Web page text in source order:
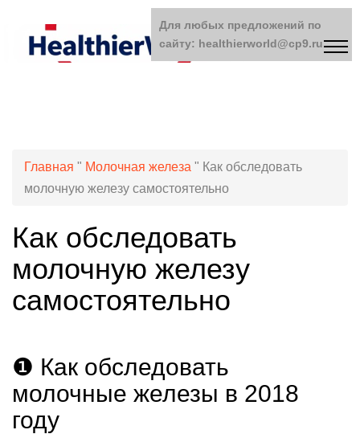
Главная " Молочная железа " Как обследовать
молочную железу самостоятельно
Как обследовать
молочную железу
самостоятельно
❶ Как обследовать
молочные железы в 2018
году
Для любых предложений по
сайту: healthierworld@cp9.ru